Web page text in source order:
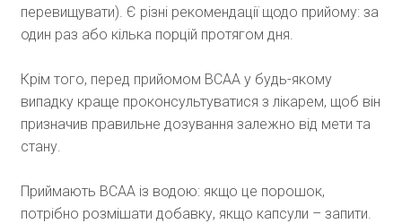
перевищувати). Є різні рекомендації щодо прийому: за
один раз або кілька порцій протягом дня.
Крім того, перед прийомом ВСАА у будь-якому
випадку краще проконсультуватися з лікарем, щоб він
призначив правильне дозування залежно від мети та
стану.
Приймають ВСАА із водою: якщо це порошок,
потрібно розмішати добавку, якщо капсули – запити.